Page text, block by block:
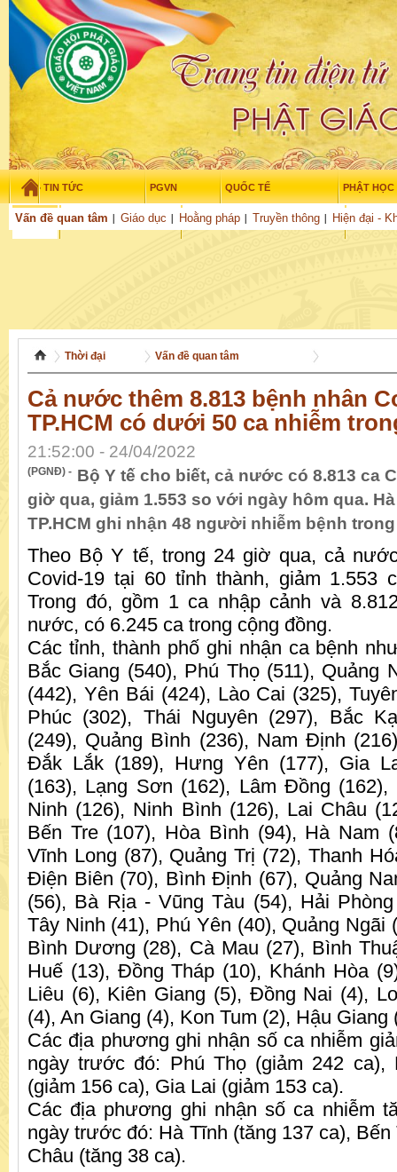
TIN TỨC PGVN QUỐC TẾ PHẬT HỌC
THỜI ĐẠI
Vấn đề quan tâm Giáo dục Hoằng pháp Truyền thông Hiện đại -
TUỔI TRẺ NGHIÊN CỨU VĂN HỌC
Thứ sáu - 7/08/2026 01: 35 :22
Thời đại Vấn đề quan tâm
Cả nước thêm 8.813 bệnh nhân
TP.HCM có dưới 50 ca nhiễm
21:52:00 - 24/04/2022
(PGNĐ) - Bộ Y tế cho biết, cả nước có 8.813 ca
giờ qua, giảm 1.553 so với ngày hôm qua.
TP.HCM ghi nhận 48 người nhiễm bệnh
Theo Bộ Y tế, trong 24 giờ qua, cả
Covid-19 tại 60 tỉnh thành, giảm 1.553
Trong đó, gồm 1 ca nhập cảnh và
nước, có 6.245 ca trong cộng đồng.
Các tỉnh, thành phố ghi nhận ca bệnh
Bắc Giang (540), Phú Thọ (511), Quảng
(442), Yên Bái (424), Lào Cai (325),
Phúc (302), Thái Nguyên (297), Bắc
(249), Quảng Bình (236), Nam Định
Đắk Lắk (189), Hưng Yên (177), Gia
(163), Lạng Sơn (162), Lâm Đồng
Ninh (126), Ninh Bình (126), Lai Châu
Bến Tre (107), Hòa Bình (94), Hà Nam
Vĩnh Long (87), Quảng Trị (72), Thanh
Điện Biên (70), Bình Định (67), Quảng
(56), Bà Rịa - Vũng Tàu (54), Hải
Tây Ninh (41), Phú Yên (40), Quảng Ngãi
Bình Dương (28), Cà Mau (27), Bình
Huế (13), Đồng Tháp (10), Khánh Hòa
Liêu (6), Kiên Giang (5), Đồng Nai (4),
(4), An Giang (4), Kon Tum (2), Hậu Giang
Các địa phương ghi nhận số ca nhiễm
ngày trước đó: Phú Thọ (giảm 242 ca),
(giảm 156 ca), Gia Lai (giảm 153 ca).
Các địa phương ghi nhận số ca nhiễm
ngày trước đó: Hà Tĩnh (tăng 137 ca), Bến
Châu (tăng 38 ca).